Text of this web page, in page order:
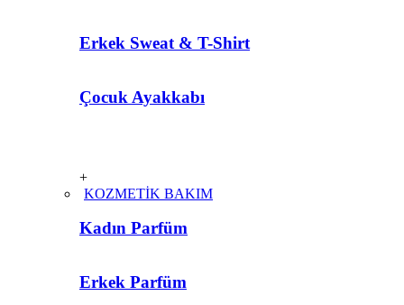
Erkek Sweat & T-Shirt
Çocuk Ayakkabı
+
KOZMETİK BAKIM
Kadın Parfüm
Erkek Parfüm